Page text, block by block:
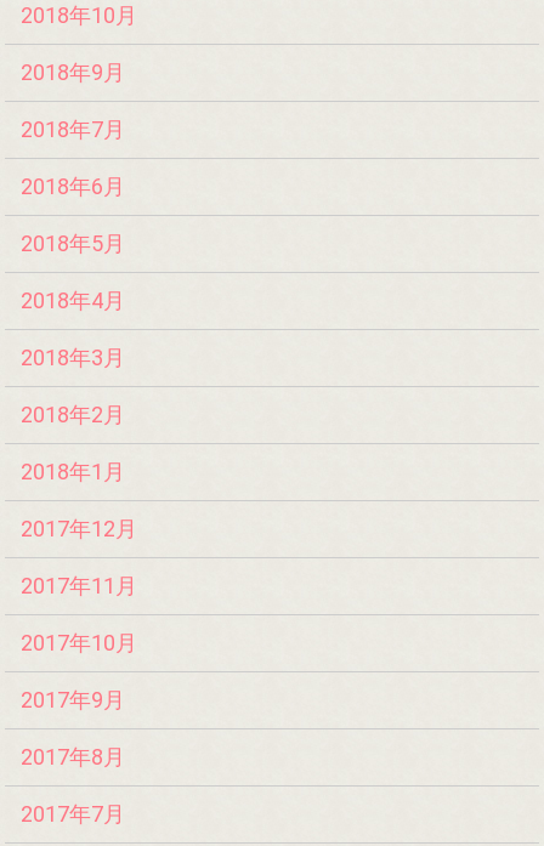
2018年10月
2018年9月
2018年7月
2018年6月
2018年5月
2018年4月
2018年3月
2018年2月
2018年1月
2017年12月
2017年11月
2017年10月
2017年9月
2017年8月
2017年7月